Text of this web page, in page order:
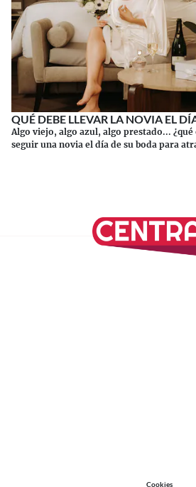
QUÉ DEBE LLEVAR LA NOVIA EL
Algo viejo, algo azul, algo prestado...
seguir una novia el día de su boda para
Cookies